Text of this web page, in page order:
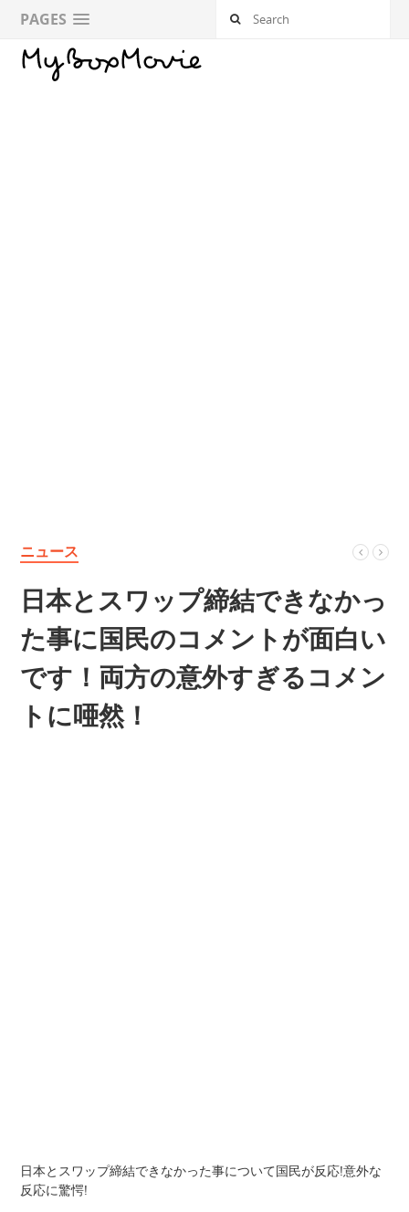
PAGES
ニュース
日本とスワップ締結できなかっ
た事に国民のコメントが面白い
です！両方の意外すぎるコメン
トに唖然！
日本とスワップ締結できなかった事について国民が反応!意外な
反応に驚愕!